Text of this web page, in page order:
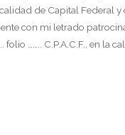
de Capital Federal
con mi letrado
folio …….. C.P.A.C.F., en la